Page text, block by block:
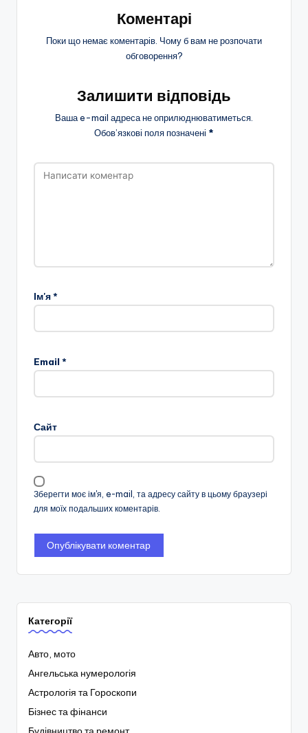
Коментарі
Поки що немає коментарів. Чому б вам не розпочати
обговорення?
Залишити відповідь
Ваша e-mail адреса не оприлюднюватиметься.
Обов’язкові поля позначені *
Ім'я*
Email *
Сайт
Зберегти моє ім'я, e-mail, та адресу сайту в цьому браузері
для моїх подальших коментарів.
Категорії
Авто, мото
Ангельська нумерологія
Астрологія та Гороскопи
Бізнес та фінанси